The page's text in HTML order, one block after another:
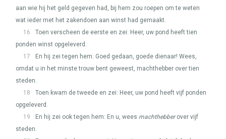
aan wie hij het geld gegeven had, bij hem zou roepen om te weten
wat ieder met het zakendoen aan winst had gemaakt.
16
Toen verscheen de eerste en zei: Heer, uw pond heeft tien
ponden winst opgeleverd.
17
En hij zei tegen hem: Goed gedaan, goede dienaar! Wees,
omdat u in het minste trouw bent geweest, machthebber over tien
steden.
18
Toen kwam de tweede en zei: Heer, uw pond heeft vijf ponden
opgeleverd.
19
En hij zei ook tegen hem: En u, wees machthebberover vijf
steden.